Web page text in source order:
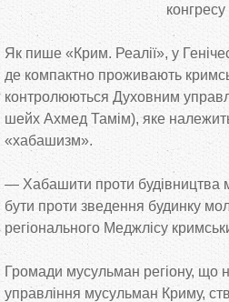
Як пише «Крим. Реалії», у
де компактно проживають
контролюються Духовним
шейх Ахмед Тамім), яке
«хабашизм».
— Хабашити проти будівництва
бути проти зведення будинку
регіонального Меджлісу
Громади мусульман регіону, що
управління мусульман Криму,